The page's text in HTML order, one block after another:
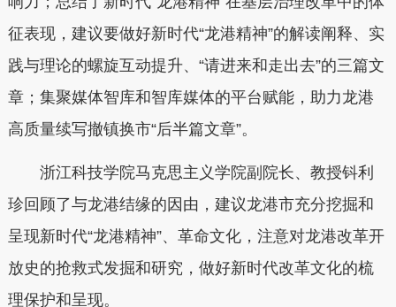
征表现，建议要做好新时代“龙港精神”的解读阐释、实
践与理论的螺旋互动提升、“请进来和走出去”的三篇文
章；集聚媒体智库和智库媒体的平台赋能，助力龙港
高质量续写撤镇换市“后半篇文章”。
浙江科技学院马克思主义学院副院长、教授钭利
珍回顾了与龙港结缘的因由，建议龙港市充分挖掘和
呈现新时代“龙港精神”、革命文化，注意对龙港改革开
放史的抢救式发掘和研究，做好新时代改革文化的梳
理保护和呈现。